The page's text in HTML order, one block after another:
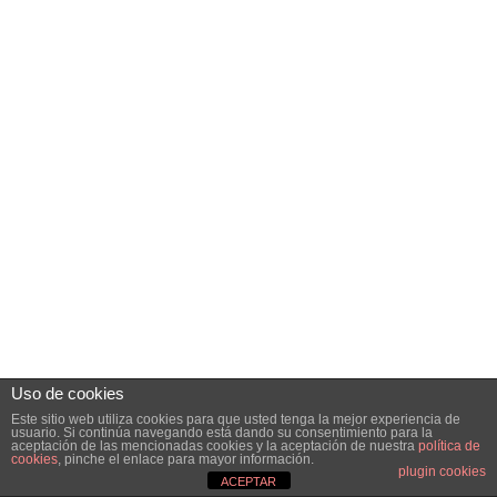
Uso de cookies
Este sitio web utiliza cookies para que usted tenga la mejor experiencia de
usuario. Si continúa navegando está dando su consentimiento para la
aceptación de las mencionadas cookies y la aceptación de nuestra política de
cookies, pinche el enlace para mayor información.
plugin cookies
ACEPTAR